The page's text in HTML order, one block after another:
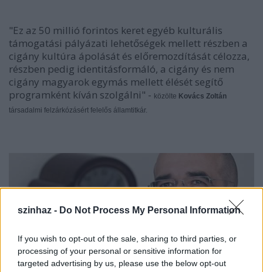
szinhaz - Do Not Process My Personal Information
If you wish to opt-out of the sale, sharing to third parties, or
processing of your personal or sensitive information for
targeted advertising by us, please use the below opt-out
"Ez az 50 millió forintos keret egyéb kulturális
támogatási pályázati lehetőségek mellett részben a
cigány kultúra ápolását és előremozdítását célozza,
részben pedig identitásformáló, a cigány és nem
cigány magyarok egymás mellett élését segítő
programként kíván szolgálni" - közölte Kovács Zoltán
társadalmi felzárkózásért felelős államtitkár.